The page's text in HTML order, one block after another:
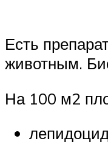
Есть
животным.
На 100 м2